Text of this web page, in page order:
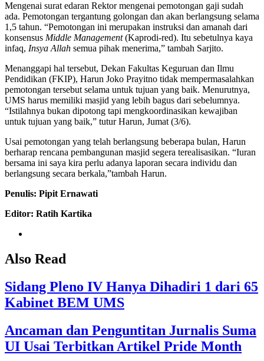
Mengenai surat edaran Rektor mengenai pemotongan gaji sudah
ada. Pemotongan tergantung golongan dan akan berlangsung selama
1,5 tahun. “Pemotongan ini merupakan instruksi dan amanah dari
konsensus Middle Management(Kaprodi-red). Itu sebetulnya kaya
infaq, Insya Allah semua pihak menerima,” tambah Sarjito.
Menanggapi hal tersebut, Dekan Fakultas Keguruan dan Ilmu
Pendidikan (FKIP), Harun Joko Prayitno tidak mempermasalahkan
pemotongan tersebut selama untuk tujuan yang baik. Menurutnya,
UMS harus memiliki masjid yang lebih bagus dari sebelumnya.
“Istilahnya bukan dipotong tapi mengkoordinasikan kewajiban
untuk tujuan yang baik,” tutur Harun, Jumat (3/6).
Usai pemotongan yang telah berlangsung beberapa bulan, Harun
berharap rencana pembangunan masjid segera terealisasikan. “Iuran
bersama ini saya kira perlu adanya laporan secara individu dan
berlangsung secara berkala,”tambah Harun.
Penulis: Pipit Ernawati
Editor: Ratih Kartika
Also Read
Sidang Pleno IV Hanya Dihadiri 1 dari 65
Kabinet BEM UMS
Ancaman dan Penguntitan Jurnalis Suma
UI Usai Terbitkan Artikel Pride Month